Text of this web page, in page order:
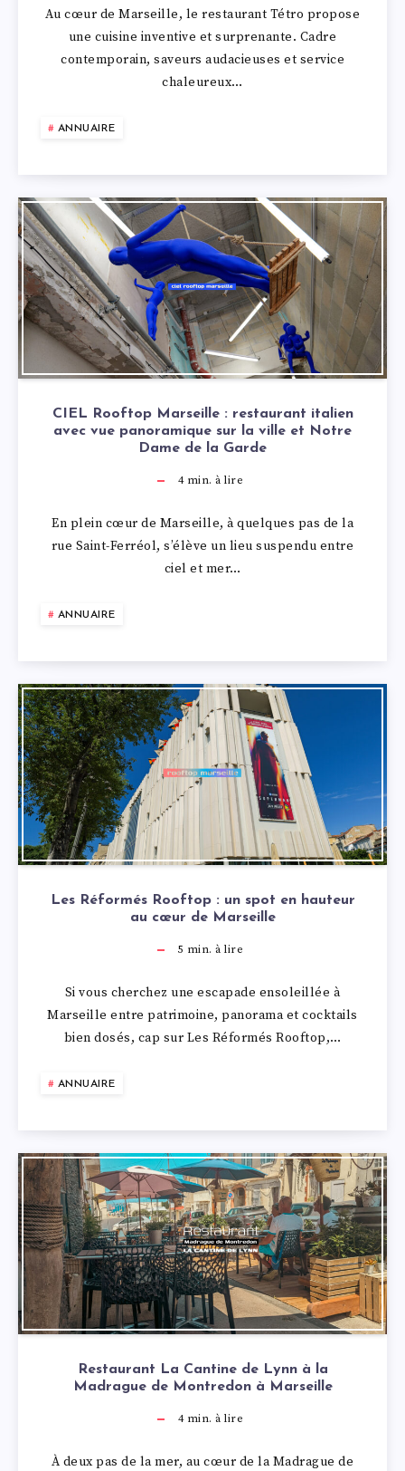
Au cœur de Marseille, le restaurant Tétro propose
une cuisine inventive et surprenante. Cadre
contemporain, saveurs audacieuses et service
chaleureux…
ANNUAIRE
CIEL Rooftop Marseille : restaurant italien
avec vue panoramique sur la ville et Notre
Dame de la Garde
4min. à lire
En plein cœur de Marseille, à quelques pas de la
rue Saint-Ferréol, s’élève un lieu suspendu entre
ciel et mer…
ANNUAIRE
Les Réformés Rooftop : un spot en hauteur
au cœur de Marseille
5 min. à lire
Si vous cherchez une escapade ensoleillée à
Marseille entre patrimoine, panorama et cocktails
bien dosés, cap sur Les Réformés Rooftop,…
ANNUAIRE
Restaurant La Cantine de Lynn à la
Madrague de Montredon à Marseille
4min. à lire
À deux pas de la mer, au cœur de la Madrague de